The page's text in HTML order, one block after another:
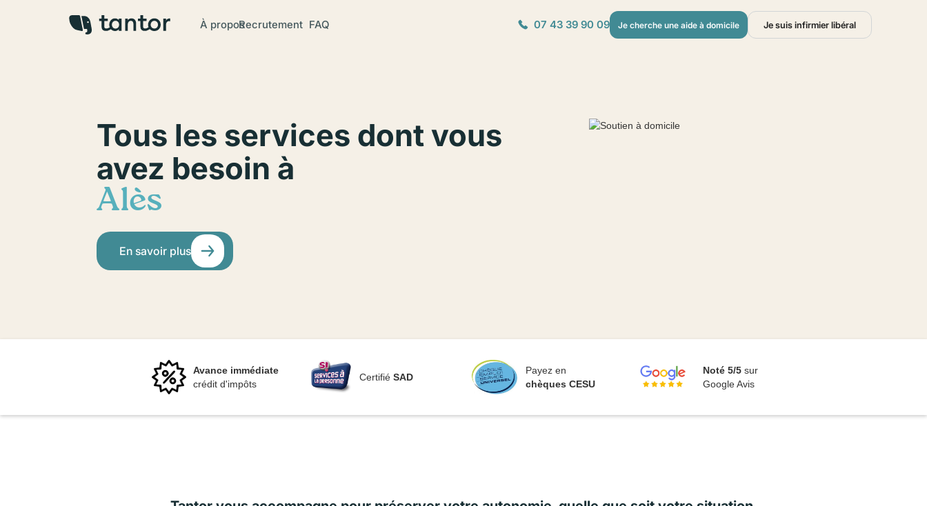
À proposRecrutement FAQ 07 43 39 90 09 Je cherche une aide à domicile Je suis infirmier libéral
Tous les services dont vous
avez besoin à
Alès
En savoir plus
Avance immédiate
crédit d'impôts
CertifiéSAD
Payez en
chèques CESU
Noté 5/5sur
Google Avis